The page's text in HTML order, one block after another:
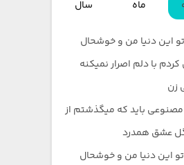
ماه سال
این دنیا من و خوشحال
با دلم اصرار نمیکنه
زن
باید که میگذشتم از
عشق همدرد
این دنیا من و خوشحال